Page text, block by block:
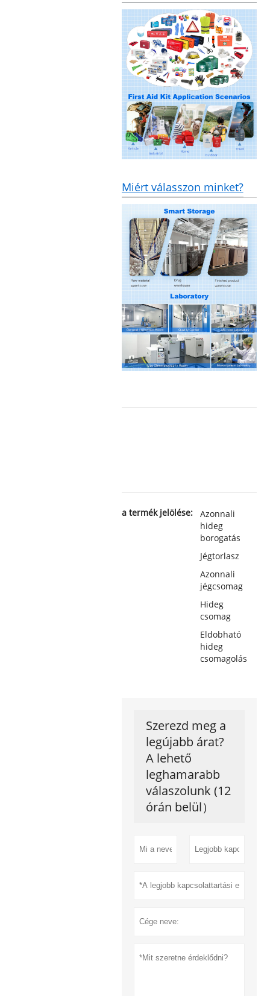
Miért válasszon minket?
a termék jelölése:
Azonnali
hideg
borogatás
Jégtorlasz
Azonnali
jégcsomag
Hideg
csomag
Eldobható
hideg
csomagolás
Szerezd meg a
legújabb árat?
A lehető
leghamarabb
válaszolunk (12
órán belül）